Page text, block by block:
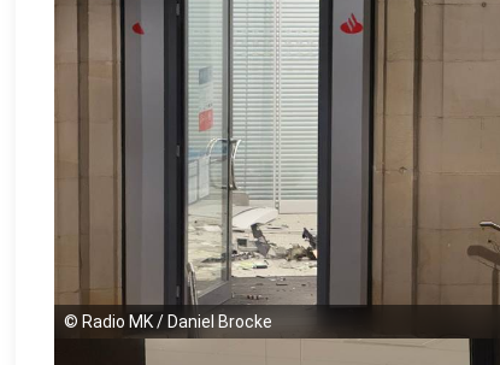
© Radio MK / Daniel Brocke